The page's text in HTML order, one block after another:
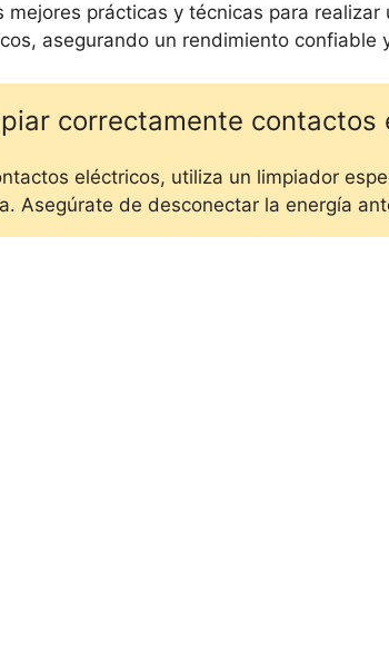
mejores prácticas y técnicas para
asegurando un rendimiento confiable
correctamente contactos
eléctricos, utiliza un limpiador
Asegúrate de desconectar la energía